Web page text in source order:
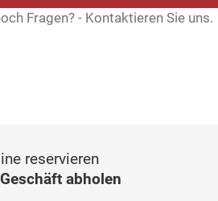
Fragen? - Kontaktieren Sie uns.
reservieren
abholen